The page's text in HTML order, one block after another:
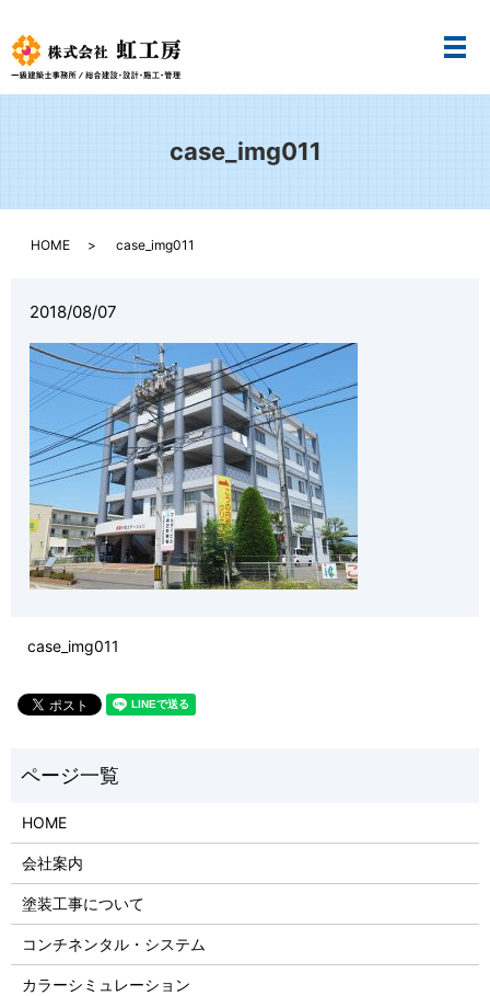
メ
case_img011
HOME case_img011
2018/08/07
case_img011
HOME
会社案内
塗装工事について
コンチネンタル・システム
カラーシミュレーション